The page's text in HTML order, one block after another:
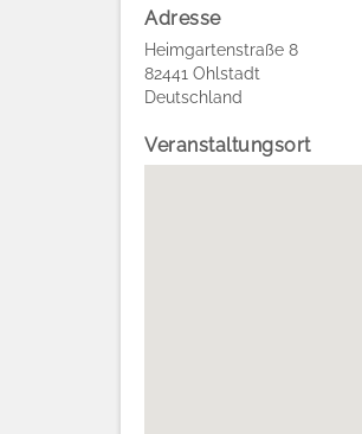
Adresse
Heimgartenstraße 8
82441 Ohlstadt
Deutschland
Veranstaltungsort